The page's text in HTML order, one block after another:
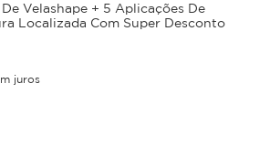
Velashape + 5 Aplicações De
Localizada Com Super Desconto
juros